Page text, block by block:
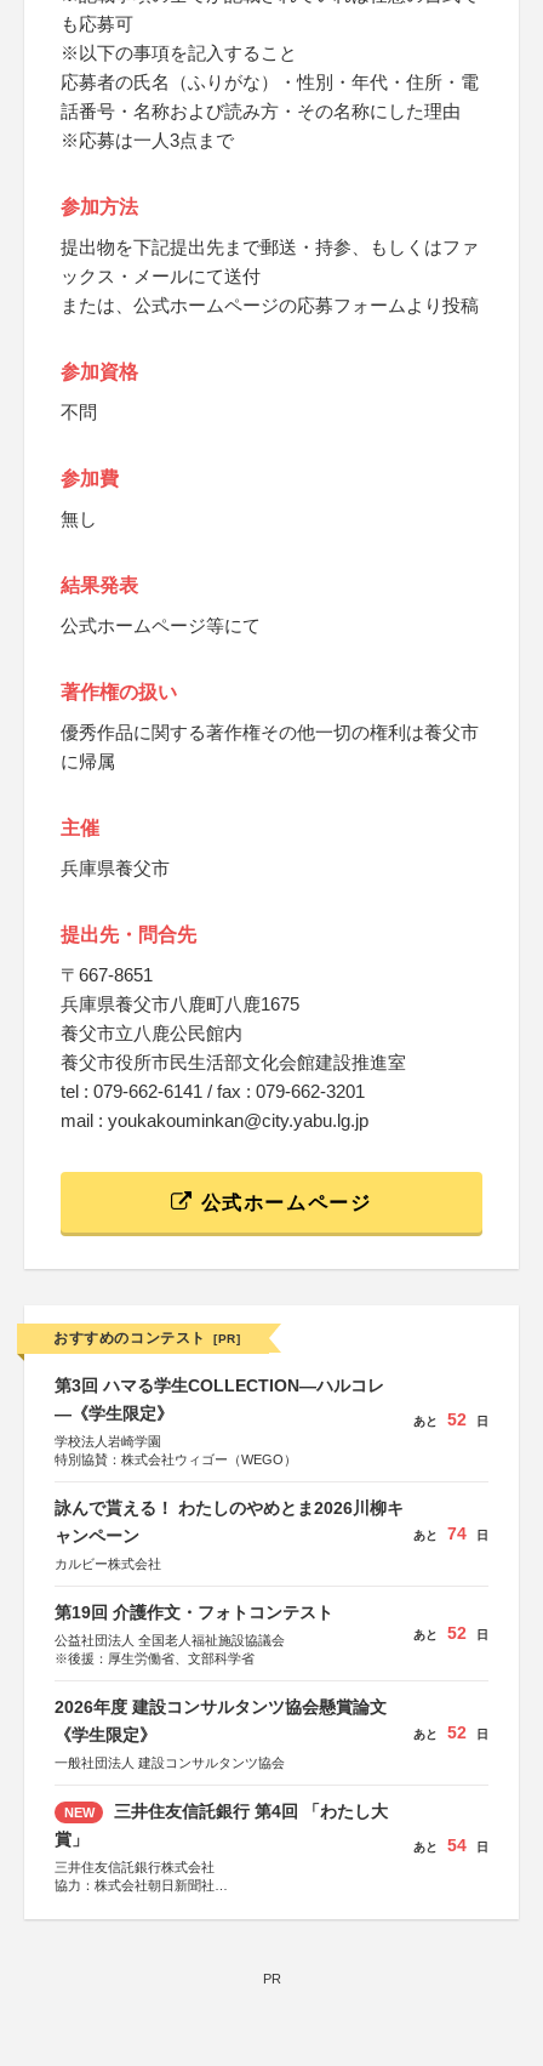
も応募可
※以下の事項を記入すること
応募者の氏名（ふりがな）・性別・年代・住所・電
話番号・名称および読み方・その名称にした理由
※応募は一人3点まで
参加方法
提出物を下記提出先まで郵送・持参、もしくはファ
ックス・メールにて送付
または、公式ホームページの応募フォームより投稿
参加資格
不問
参加費
無し
結果発表
公式ホームページ等にて
著作権の扱い
優秀作品に関する著作権その他一切の権利は養父市
に帰属
主催
兵庫県養父市
提出先・問合先
〒667-8651
兵庫県養父市八鹿町八鹿1675
養父市立八鹿公民館内
養父市役所市民生活部文化会館建設推進室
tel : 079-662-6141 / fax : 079-662-3201
mail : youkakouminkan@city.yabu.lg.jp
公式ホームページ
おすすめのコンテスト [PR]
第3回 ハマる学生COLLECTION―ハルコレ
―《学生限定》
学校法人岩崎学園
特別協賛：株式会社ウィゴー（WEGO）
あと 52 日
詠んで貰える！ わたしのやめとま2026川柳キ
ャンペーン
カルビー株式会社
あと 74 日
第19回 介護作文・フォトコンテスト
公益社団法人 全国老人福祉施設協議会
※後援：厚生労働省、文部科学省
あと 52 日
2026年度 建設コンサルタンツ協会懸賞論文
《学生限定》
一般社団法人 建設コンサルタンツ協会
あと 52 日
NEW
三井住友信託銀行 第4回 「わたし大
賞」
三井住友信託銀行株式会社
協力：株式会社朝日新聞社
あと 54 日
PR